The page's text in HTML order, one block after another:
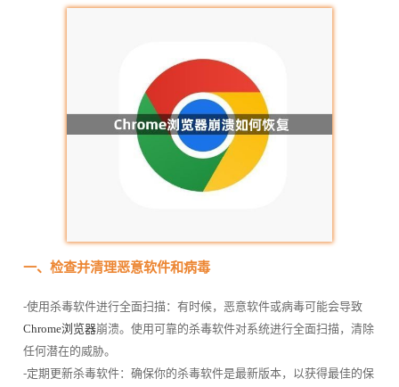
一、检查并清理恶意软件和病毒
-使用杀毒软件进行全面扫描：有时候，恶意软件或病毒可能会导致
Chrome浏览器崩溃。使用可靠的杀毒软件对系统进行全面扫描，清除
任何潜在的威胁。
-定期更新杀毒软件：确保你的杀毒软件是最新版本，以获得最佳的保